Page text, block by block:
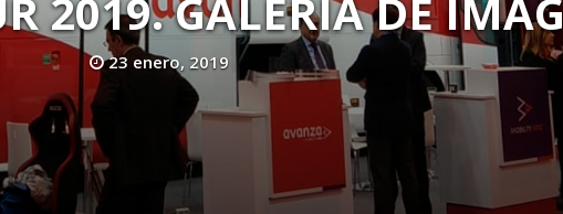
2019. GALERÍA DE
23 enero, 2019